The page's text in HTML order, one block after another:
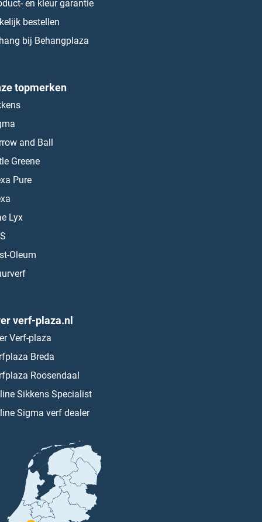
en kleur garantie
bestellen
bij Behangplaza
topmerken
and Ball
Greene
Pure
Lyx
Oleum
verf-plaza.nl
Verf-plaza
Breda
Roosendaal
Sikkens Specialist
Sigma verf dealer